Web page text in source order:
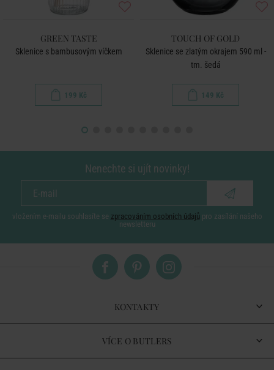
GREEN TASTE
Sklenice s bambusovým víčkem
199 Kč
TOUCH OF GOLD
Sklenice se zlatým okrajem 590 ml -
tm. šedá
149 Kč
Nenechte si ujít novinky!
vložením e-mailu souhlasíte se zpracováním osobních údajů pro zasílání našeho
newsletteru
KONTAKTY
VÍCE O BUTLERS